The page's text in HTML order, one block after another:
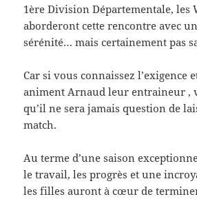
1ère Division Départementale, les
aborderont cette rencontre avec
sérénité… mais certainement pas
Car si vous connaissez l’exigence
animent Arnaud leur entraineur ,
qu’il ne sera jamais question de
match.
Au terme d’une saison
le travail, les progrès et une
les filles auront à cœur de